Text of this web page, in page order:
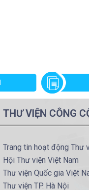
THƯ VIỆN CÔNG
Trang tin hoạt động Thư
Hội Thư viện Việt Nam
Thư viện Quốc gia Việt
Thư viện TP. Hà Nội